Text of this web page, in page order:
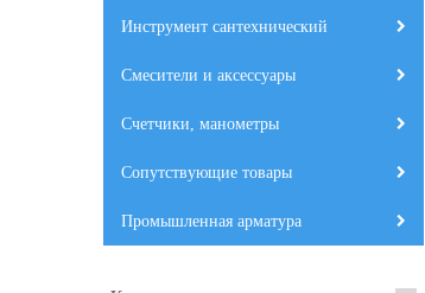
Инструмент сантехнический
Смесители и аксессуары
Счетчики, манометры
Сопутствующие товары
Промышленная арматура